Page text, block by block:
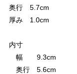
奥行 5.7cm
厚み 1.0cm
内寸
幅 9.3cm
奥行 5.6cm